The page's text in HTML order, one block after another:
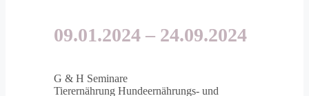
09.01.2024 – 24.09.2024
G & H Seminare
Tierernährung Hundeernährungs- und